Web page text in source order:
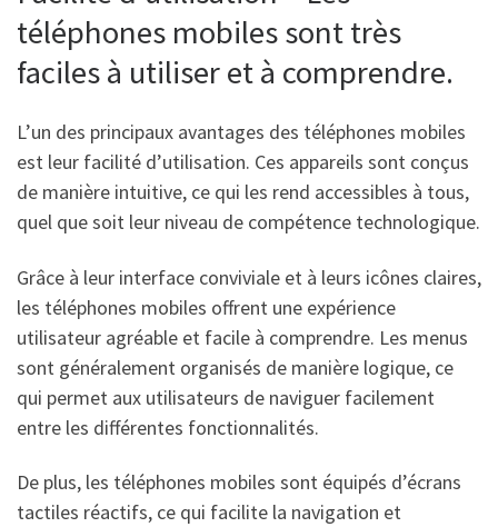
téléphones mobiles sont très
faciles à utiliser et à comprendre.
L’un des principaux avantages des téléphones mobiles
est leur facilité d’utilisation. Ces appareils sont conçus
de manière intuitive, ce qui les rend accessibles à tous,
quel que soit leur niveau de compétence technologique.
Grâce à leur interface conviviale et à leurs icônes claires,
les téléphones mobiles offrent une expérience
utilisateur agréable et facile à comprendre. Les menus
sont généralement organisés de manière logique, ce
qui permet aux utilisateurs de naviguer facilement
entre les différentes fonctionnalités.
De plus, les téléphones mobiles sont équipés d’écrans
tactiles réactifs, ce qui facilite la navigation et